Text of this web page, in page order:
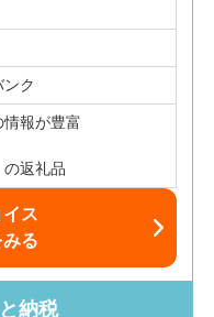
ク
情報が豊富
の返礼品
ス
る
納税